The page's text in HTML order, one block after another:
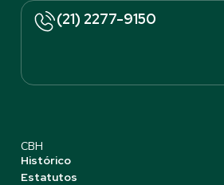
(21) 2277-9150
CBH
Histórico
Estatutos